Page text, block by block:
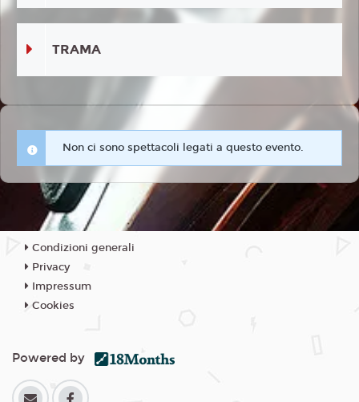
TRAMA
Non ci sono spettacoli legati a questo evento.
Condizioni generali
Privacy
Impressum
Cookies
Powered by